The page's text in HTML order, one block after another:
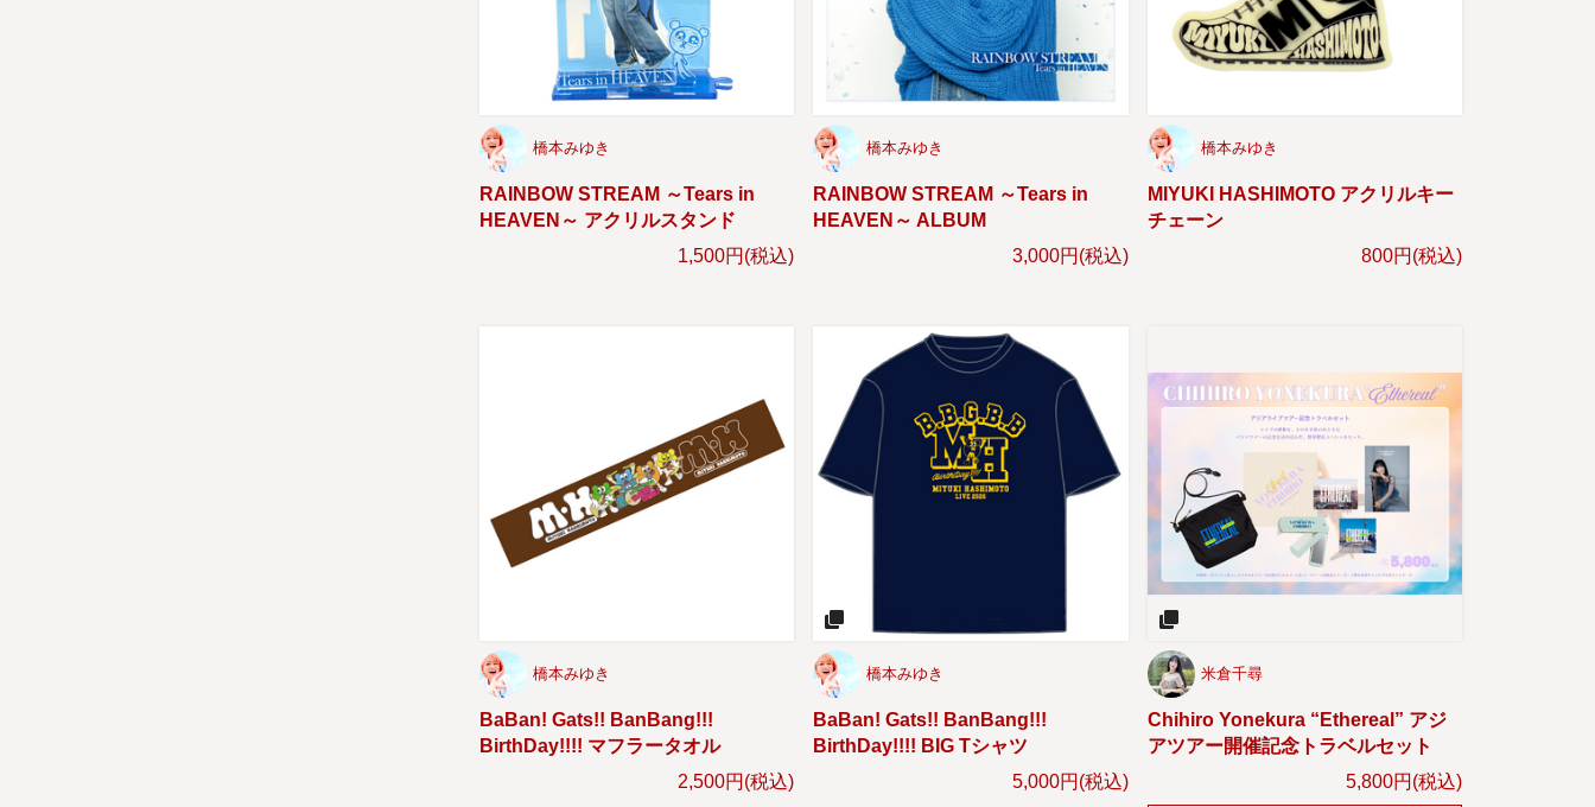
橋本みゆき
RAINBOW STREAM ～Tears in
HEAVEN～ アクリルスタンド
1,500円(税込)
橋本みゆき
RAINBOW STREAM ～Tears in
HEAVEN～ ALBUM
3,000円(税込)
橋本みゆき
MIYUKI HASHIMOTO アクリルキー
チェーン
800円(税込)
橋本みゆき
BaBan! Gats!! BanBang!!!
BirthDay!!!! マフラータオル
2,500円(税込)
橋本みゆき
BaBan! Gats!! BanBang!!!
BirthDay!!!! BIG Tシャツ
5,000円(税込)
米倉千尋
Chihiro Yonekura “Ethereal” アジ
アツアー開催記念トラベルセット
5,800円(税込)